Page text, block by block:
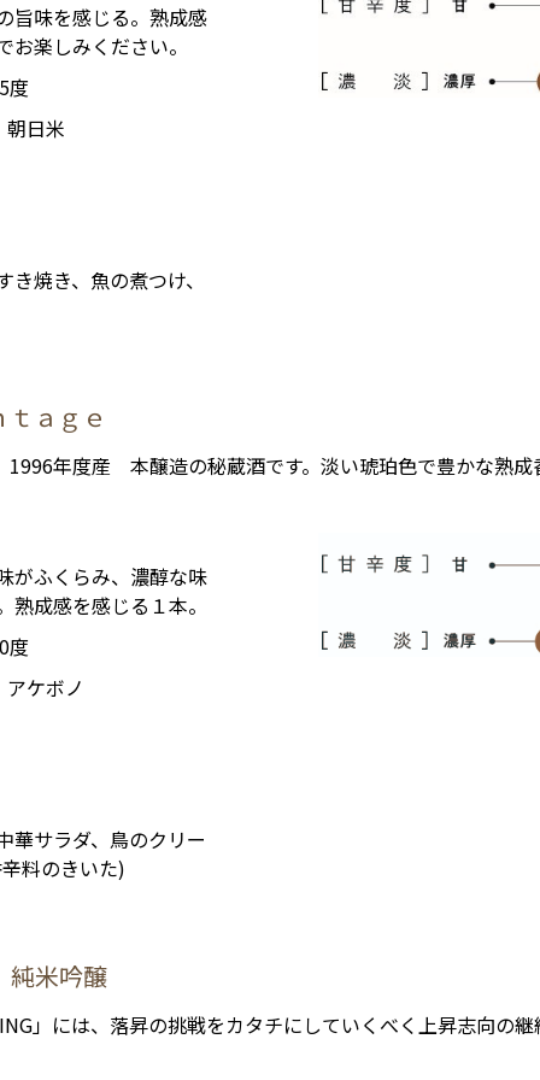
旨味を感じる。熟成感
楽しみください。
度
日米
焼き、魚の煮つけ、
ａｇｅ
年度産 本醸造の秘蔵酒です。淡い琥珀色で豊かな熟
がふくらみ、濃醇な味
成感を感じる１本。
度
ケボノ
華サラダ、鳥のクリー
料のきいた)
米吟醸
」には、落昇の挑戦をカタチにしていくべく上昇志向の